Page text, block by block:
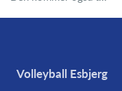
Volleyball Esbjerg